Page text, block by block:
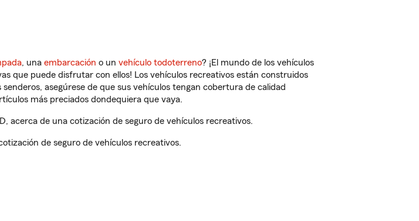
, una embarcación o un vehículo todoterreno? ¡El mundo de los vehículos
que puede disfrutar con ellos! Los vehículos recreativos están construidos
asegúrese de que sus vehículos tengan cobertura de calidad
más preciados dondequiera que vaya.
acerca de una cotización de seguro de vehículos recreativos.
de seguro de vehículos recreativos.